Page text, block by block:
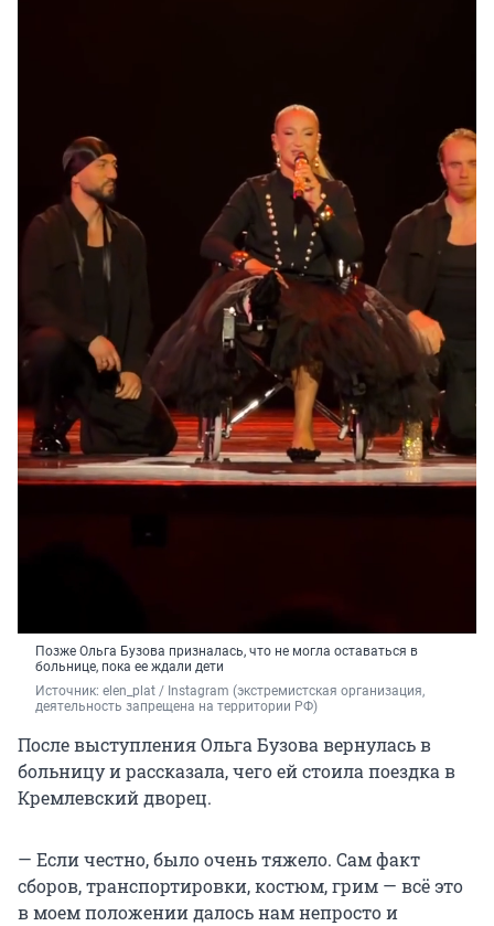
Позже Ольга Бузова призналась, что не могла оставаться в
больнице, пока ее ждали дети
Источник: elen_plat / Instagram (экстремистская организация,
деятельность запрещена на территории РФ)
После выступления Ольга Бузова вернулась в
больницу и рассказала, чего ей стоила поездка в
Кремлевский дворец.
— Если честно, было очень тяжело. Сам факт
сборов, транспортировки, костюм, грим — всё это
в моем положении далось нам непросто и